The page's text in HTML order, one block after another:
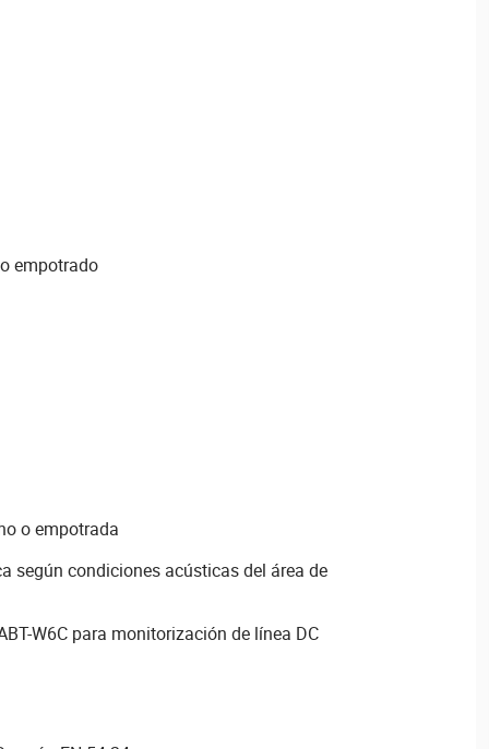
empotrado
o empotrada
según condiciones acústicas del área de
W6C para monitorización de línea DC